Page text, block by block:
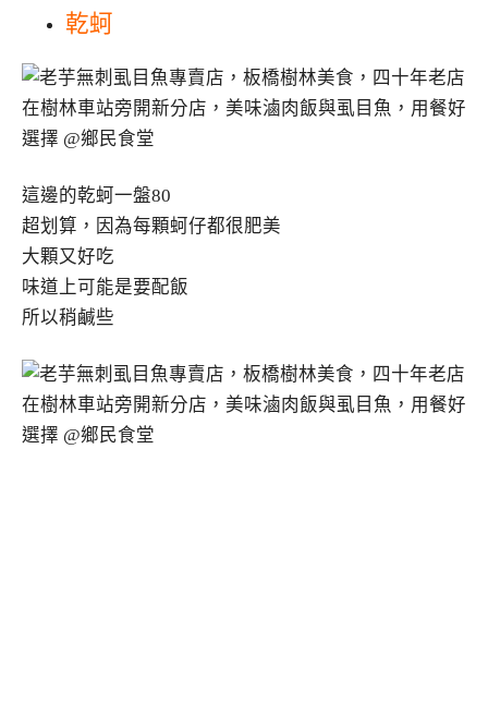
乾蚵
這邊的乾蚵一盤80
超划算，因為每顆蚵仔都很肥美
大顆又好吃
味道上可能是要配飯
所以稍鹹些